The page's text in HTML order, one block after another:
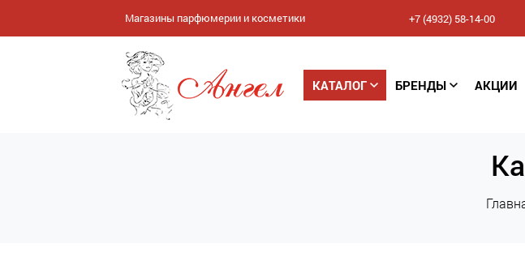
Магазины парфюмерии и косметики +7 (4932) 58-14-00
конфиденциальности
персональных
КАТАЛОГ БРЕНДЫ АКЦИИ